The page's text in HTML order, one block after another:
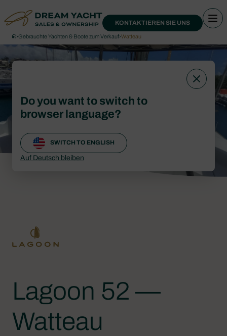
KONTAKTIEREN SIE UNS
›Gebrauchte Yachten & Boote zum Verkauf›Watteau
Lagoon 52 —
Watteau
Do you want to switch to
browser language?
SWITCH TO ENGLISH
Auf Deutsch bleiben